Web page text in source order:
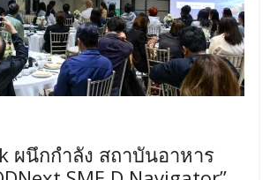
ผนึกกำลัง สถาบันอาหาร